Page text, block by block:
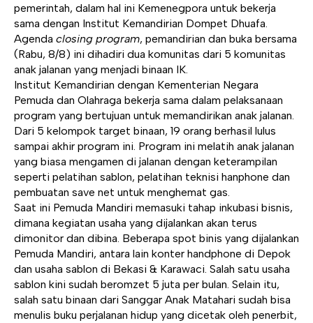
pemerintah, dalam hal ini Kemenegpora untuk bekerja
sama dengan Institut Kemandirian Dompet Dhuafa.
Agenda closing program, pemandirian dan buka bersama
(Rabu, 8/8) ini dihadiri dua komunitas dari 5 komunitas
anak jalanan yang menjadi binaan IK.
Institut Kemandirian dengan Kementerian Negara
Pemuda dan Olahraga bekerja sama dalam pelaksanaan
program yang bertujuan untuk memandirikan anak jalanan.
Dari 5 kelompok target binaan, 19 orang berhasil lulus
sampai akhir program ini. Program ini melatih anak jalanan
yang biasa mengamen di jalanan dengan keterampilan
seperti pelatihan sablon, pelatihan teknisi hanphone dan
pembuatan save net untuk menghemat gas.
Saat ini Pemuda Mandiri memasuki tahap inkubasi bisnis,
dimana kegiatan usaha yang dijalankan akan terus
dimonitor dan dibina. Beberapa spot binis yang dijalankan
Pemuda Mandiri, antara lain konter handphone di Depok
dan usaha sablon di Bekasi & Karawaci. Salah satu usaha
sablon kini sudah beromzet 5 juta per bulan. Selain itu,
salah satu binaan dari Sanggar Anak Matahari sudah bisa
menulis buku perjalanan hidup yang dicetak oleh penerbit,